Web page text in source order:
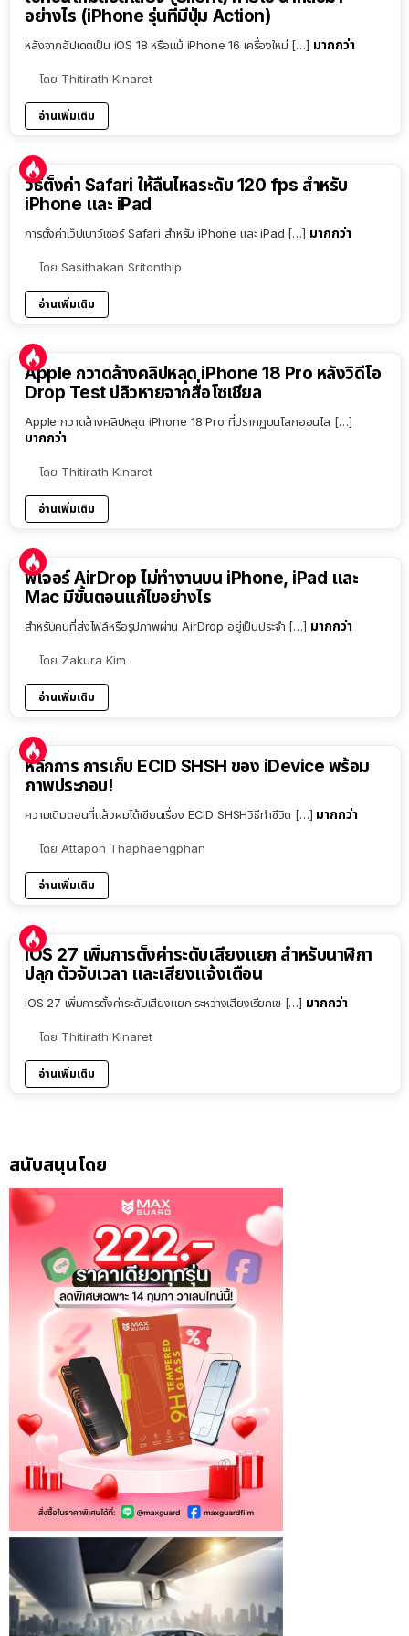
อย่างไร (iPhone รุ่นที่มีปุ่ม Action)
หลังจากอัปเดตเป็น iOS 18 หรือแม้ iPhone 16 เครื่องใหม่ […] มากกว่า
โดย Thitirath Kinaret
อ่านเพิ่มเติม
วิธีตั้งค่า Safari ให้ลื่นไหลระดับ 120 fps สำหรับ
iPhone และ iPad
การตั้งค่าเว็ปเบาว์เซอร์ Safari สำหรับ iPhone และ iPad […] มากกว่า
โดย Sasithakan Sritonthip
อ่านเพิ่มเติม
Apple กวาดล้างคลิปหลุด iPhone 18 Pro หลังวิดีโอ
Drop Test ปลิวหายจากสื่อโซเชียล
Apple กวาดล้างคลิปหลุด iPhone 18 Pro ที่ปรากฏบนโลกออนไล […]
มากกว่า
โดย Thitirath Kinaret
อ่านเพิ่มเติม
ฟีเจอร์ AirDrop ไม่ทำงานบน iPhone, iPad และ
Mac มีขั้นตอนแก้ไขอย่างไร
สำหรับคนที่ส่งไฟล์หรือรูปภาพผ่าน AirDrop อยู่เป็นประจำ […] มากกว่า
โดย Zakura Kim
อ่านเพิ่มเติม
หลักการ การเก็บ ECID SHSH ของ iDevice พร้อม
ภาพประกอบ!
ความเดิมตอนที่แล้วผมได้เขียนเรื่อง ECID SHSHวิธีทำชีวิต […] มากกว่า
โดย Attapon Thaphaengphan
อ่านเพิ่มเติม
iOS 27 เพิ่มการตั้งค่าระดับเสียงแยก สำหรับนาฬิกา
ปลุก ตัวจับเวลา และเสียงแจ้งเตือน
iOS 27 เพิ่มการตั้งค่าระดับเสียงแยก ระหว่างเสียงเรียกเข […] มากกว่า
โดย Thitirath Kinaret
อ่านเพิ่มเติม
สนับสนุนโดย